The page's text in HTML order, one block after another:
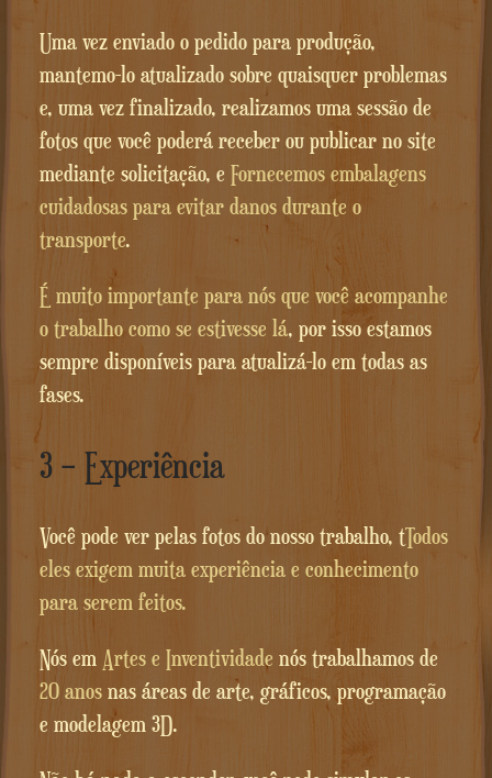
Uma vez enviado o pedido para produção,
mantemo-lo atualizado sobre quaisquer problemas
e, uma vez finalizado, realizamos uma sessão de
fotos que você poderá receber ou publicar no site
mediante solicitação, e Fornecemos embalagens
cuidadosas para evitar danos durante o
transporte.
É muito importante para nós que você acompanhe
o trabalho como se estivesse lá, por isso estamos
sempre disponíveis para atualizá-lo em todas as
fases.
3 – Experiência
Você pode ver pelas fotos do nosso trabalho, tTodos
eles exigem muita experiência e conhecimento
para serem feitos.
Nós em Artes e Inventividade nós trabalhamos de
20 anosnas áreas de arte, gráficos, programação
e modelagem 3D.